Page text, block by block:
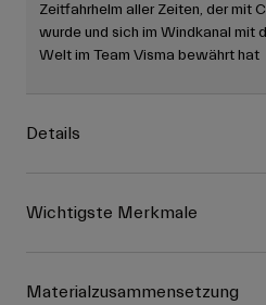
Zeitfahrhelm aller Zeiten, der mit
wurde und sich im Windkanal mit
Welt im Team Visma bewährt hat
Details
Wichtigste Merkmale
Materialzusammensetzung